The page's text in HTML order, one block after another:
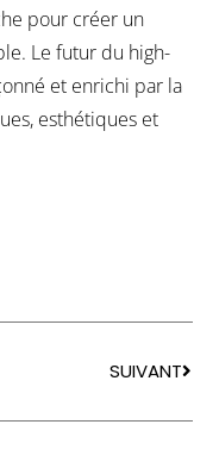
pour créer un
Le futur du high-
et enrichi par la
esthétiques et
SUIVANT